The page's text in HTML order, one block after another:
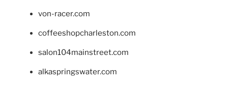
von-racer.com
coffeeshopcharleston.com
salon104mainstreet.com
alkaspringswater.com